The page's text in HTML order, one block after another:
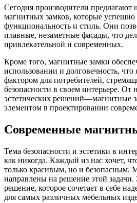
Сегодня производители предлагают
магнитных замков, которые успешно
функциональность и стиль. Они
плавные, незаметные фасады, что
привлекательной и современных.
Кроме того, магнитные замки
использовании и долговечность,
фактором для потребителей,
безопасности в своем интерьере. От
эстетических решений—магнитные
элементом в проектировании
Современные
Тема безопасности и эстетики в
как никогда. Каждый из нас хочет,
только красивым, но и безопасным.
направлены на решение этой
решение, которое сочетает в себе
для самых различных мебельных